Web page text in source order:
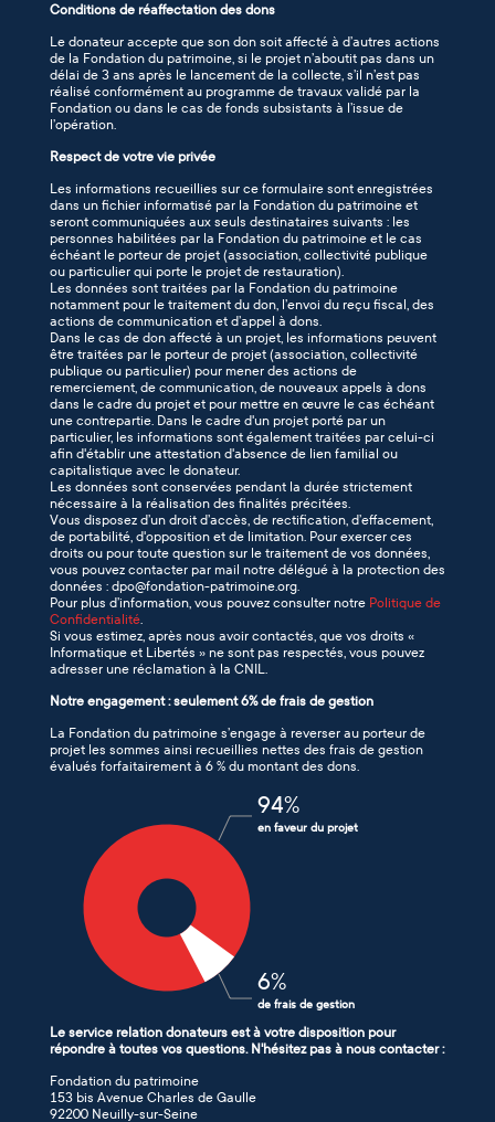
Conditions de réaffectation des dons
Le donateur accepte que son don soit affecté à d’autres actions
de la Fondation du patrimoine, si le projet n’aboutit pas dans un
délai de 3 ans après le lancement de la collecte, s’il n’est pas
réalisé conformément au programme de travaux validé par la
Fondation ou dans le cas de fonds subsistants à l’issue de
l’opération.
Respect de votre vie privée
Les informations recueillies sur ce formulaire sont enregistrées
dans un fichier informatisé par la Fondation du patrimoine et
seront communiquées aux seuls destinataires suivants : les
personnes habilitées par la Fondation du patrimoine et le cas
échéant le porteur de projet (association, collectivité publique
ou particulier qui porte le projet de restauration).
Les données sont traitées par la Fondation du patrimoine
notamment pour le traitement du don, l’envoi du reçu fiscal, des
actions de communication et d’appel à dons.
Dans le cas de don affecté à un projet, les informations peuvent
être traitées par le porteur de projet (association, collectivité
publique ou particulier) pour mener des actions de
remerciement, de communication, de nouveaux appels à dons
dans le cadre du projet et pour mettre en œuvre le cas échéant
une contrepartie. Dans le cadre d'un projet porté par un
particulier, les informations sont également traitées par celui-ci
afin d'établir une attestation d'absence de lien familial ou
capitalistique avec le donateur.
Les données sont conservées pendant la durée strictement
nécessaire à la réalisation des finalités précitées.
Vous disposez d’un droit d’accès, de rectification, d’effacement,
de portabilité, d'opposition et de limitation. Pour exercer ces
droits ou pour toute question sur le traitement de vos données,
vous pouvez contacter par mail notre délégué à la protection des
données : dpo@fondation-patrimoine.org.
Pour plus d’information, vous pouvez consulter notre Politique de
Confidentialité.
Si vous estimez, après nous avoir contactés, que vos droits «
Informatique et Libertés » ne sont pas respectés, vous pouvez
adresser une réclamation à la CNIL.
Notre engagement : seulement 6% de frais de gestion
La Fondation du patrimoine s’engage à reverser au porteur de
projet les sommes ainsi recueillies nettes des frais de gestion
évalués forfaitairement à 6 % du montant des dons.
94%
en faveur du projet
6%
de frais de gestion
Le service relation donateurs est à votre disposition pour
répondre à toutes vos questions. N'hésitez pas à nous contacter :
Fondation du patrimoine
153 bis Avenue Charles de Gaulle
92200 Neuilly-sur-Seine